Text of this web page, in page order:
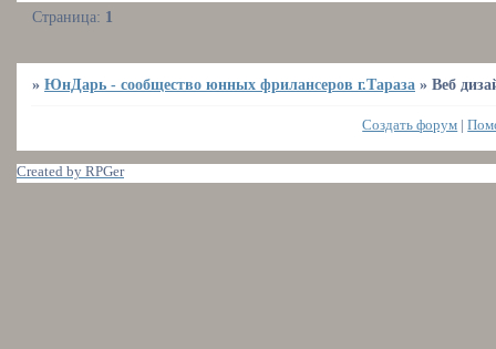
Страница: 1
»ЮнДарь - сообщество юнных фрилансеров г.Тараза »Веб
Создать форум |
Created by RPGer